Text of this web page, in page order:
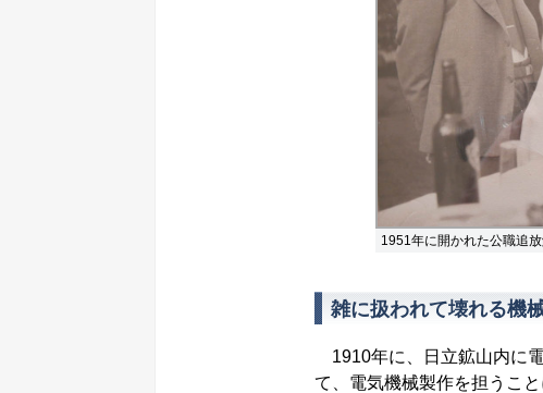
1951年に開かれた公職追
雑に扱われて壊れる機
1910年に、日立鉱山内に
て、電気機械製作を担うこ